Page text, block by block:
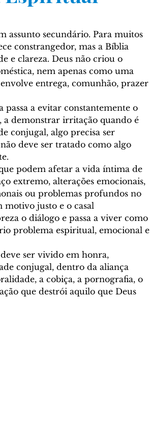
Bíblica Festas Bíblicas
(Shabbat) Temas Bíblicos
Traduções - © Curso Bíblico Online
Arminianismo
assunto secundário. Para muitos
constrangedor, mas a Bíblia
e clareza. Deus não criou o
nem apenas como uma
entrega, comunhão, prazer
a evitar constantemente o
a demonstrar irritação quando é
conjugal, algo precisa ser
deve ser tratado como algo
podem afetar a vida íntima de
extremo, alterações emocionais,
ou problemas profundos no
motivo justo e o casal
o diálogo e passa a viver como
problema espiritual, emocional e
ser vivido em honra,
conjugal, dentro da aliança
a cobiça, a pornografia, o
que destrói aquilo que Deus